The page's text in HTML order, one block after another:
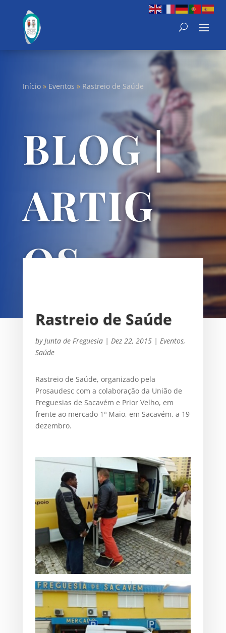
Início» Eventos » Rastreio de Saúde
BLOG |
ARTIG
OS
Rastreio de Saúde
by Junta de Freguesia| Dez 22, 2015| Eventos,
Saúde
Rastreio de Saúde, organizado pela
Prosaudesc com a colaboração da União de
Freguesias de Sacavém e Prior Velho, em
frente ao mercado 1º Maio, em Sacavém, a 19
dezembro‏.